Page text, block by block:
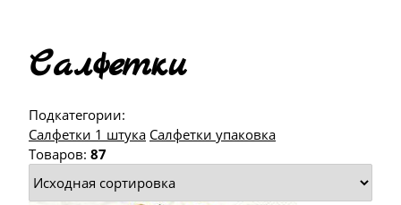
Салфетки
Подкатегории:
Салфетки 1 штука Салфетки упаковка
Товаров: 87